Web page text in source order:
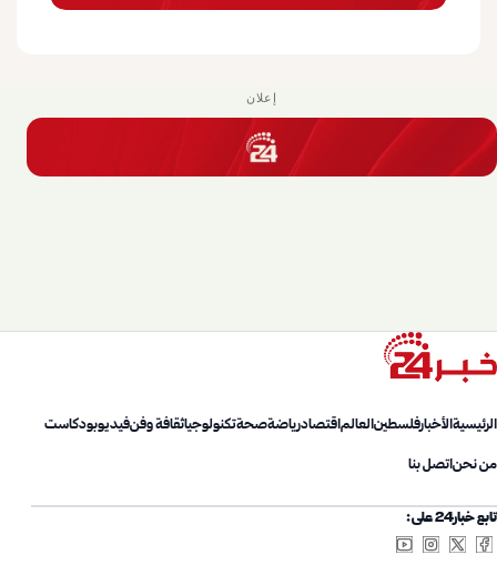
إعلان
الرئيسيةالأخبارفلسطينالعالماقتصادرياضةصحةتكنولوجياثقافة وفنفيديوبودكاست
من نحناتصل بنا
تابع خبار24 على: